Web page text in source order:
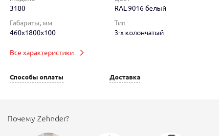
3180
RAL 9016 белый
Габариты, мм
460x1800x100
Тип
3-х колончатый
Все характеристики
Способы оплаты Доставка
Почему Zehnder?